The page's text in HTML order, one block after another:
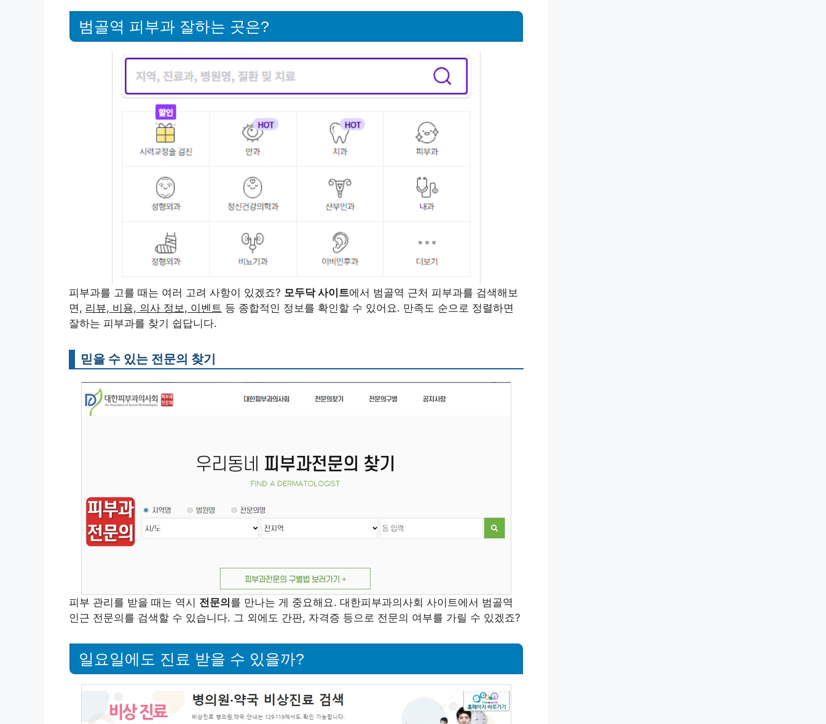
범골역 피부과 잘하는 곳은?
피부과를 고를 때는 여러 고려 사항이 있겠죠? 모두닥 사이트에서 범골역 근처 피부과를 검색해보
면, 리뷰, 비용, 의사 정보, 이벤트 등 종합적인 정보를 확인할 수 있어요. 만족도 순으로 정렬하면
잘하는 피부과를 찾기 쉽답니다.
믿을 수 있는 전문의 찾기
피부 관리를 받을 때는 역시 전문의를 만나는 게 중요해요. 대한피부과의사회 사이트에서 범골역
인근 전문의를 검색할 수 있습니다. 그 외에도 간판, 자격증 등으로 전문의 여부를 가릴 수 있겠죠?
일요일에도 진료 받을 수 있을까?